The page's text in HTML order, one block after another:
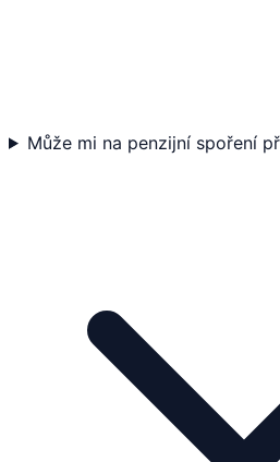
Může mi na penzijní spoření